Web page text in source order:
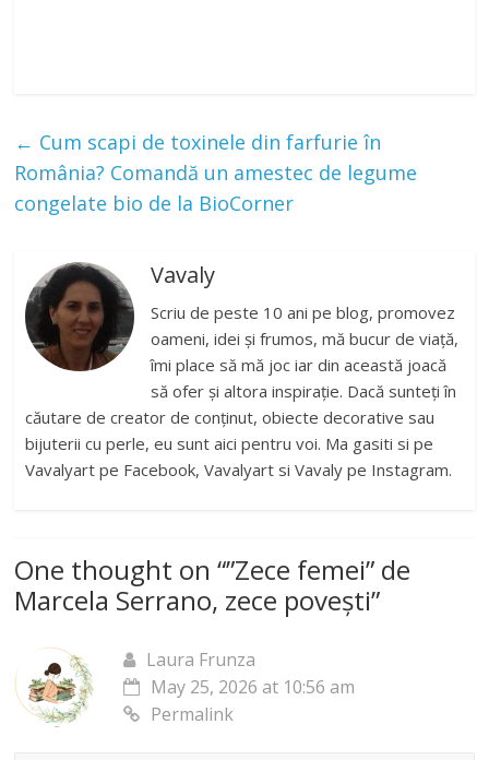
← Cum scapi de toxinele din farfurie în
România? Comandă un amestec de legume
congelate bio de la BioCorner
Vavaly
Scriu de peste 10 ani pe blog, promovez
oameni, idei și frumos, mă bucur de viață,
îmi place să mă joc iar din această joacă
să ofer și altora inspirație. Dacă sunteți în
căutare de creator de conținut, obiecte decorative sau
bijuterii cu perle, eu sunt aici pentru voi. Ma gasiti si pe
Vavalyart pe Facebook, Vavalyart si Vavaly pe Instagram.
One thought on “”Zece femei” de
Marcela Serrano, zece povești”
Laura Frunza
May 25, 2026 at 10:56 am
Permalink